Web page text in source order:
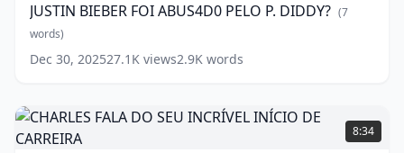
PELO
P.
DIDDY?
JUSTIN BIEBER FOI ABUS4D0 PELO P. DIDDY? (7
words)
Dec 30, 202527.1K views2.9K words
CHARLES
FALA
DO
8:34